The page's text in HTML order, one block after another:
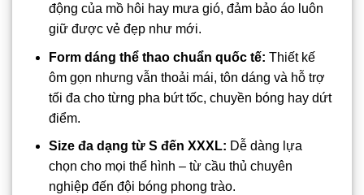
động của mồ hôi hay mưa gió, đảm bảo áo luôn
giữ được vẻ đẹp như mới.
Form dáng thể thao chuẩn quốc tế: Thiết kế
ôm gọn nhưng vẫn thoải mái, tôn dáng và hỗ trợ
tối đa cho từng pha bứt tốc, chuyền bóng hay dứt
điểm.
Size đa dạng từ S đến XXXL: Dễ dàng lựa
chọn cho mọi thể hình – từ cầu thủ chuyên
nghiệp đến đội bóng phong trào.